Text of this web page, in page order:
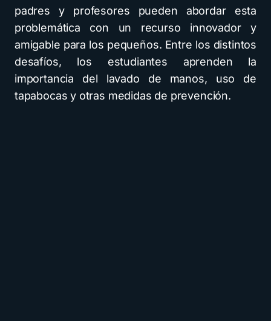
padres y profesores pueden abordar esta
problemática con un recurso innovador y
amigable para los pequeños. Entre los distintos
desafíos, los estudiantes aprenden la
importancia del lavado de manos, uso de
tapabocas y otras medidas de prevención.